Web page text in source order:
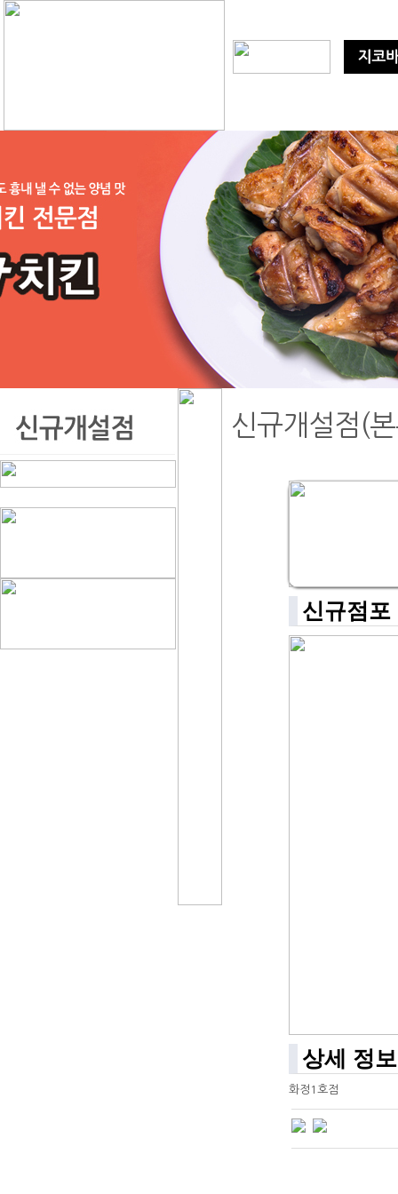
신규개설점(
신규점포
상세 정보
화정1호점